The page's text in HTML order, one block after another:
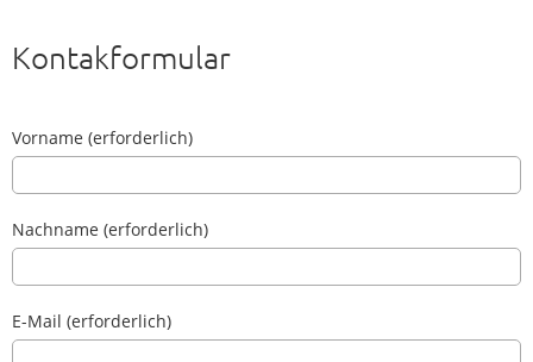
Kontakformular
Vorname (erforderlich)
Nachname (erforderlich)
E-Mail (erforderlich)